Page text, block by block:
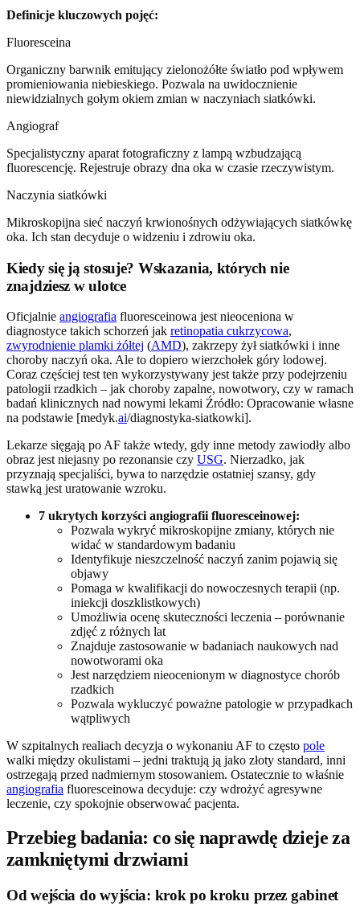
Definicje kluczowych pojęć:
Fluoresceina
Organiczny barwnik emitujący zielonożółte światło pod wpływem
promieniowania niebieskiego. Pozwala na uwidocznienie
niewidzialnych gołym okiem zmian w naczyniach siatkówki.
Angiograf
Specjalistyczny aparat fotograficzny z lampą wzbudzającą
fluorescencję. Rejestruje obrazy dna oka w czasie rzeczywistym.
Naczynia siatkówki
Mikroskopijna sieć naczyń krwionośnych odżywiających siatkówkę
oka. Ich stan decyduje o widzeniu i zdrowiu oka.
Kiedy się ją stosuje? Wskazania, których nie
znajdziesz w ulotce
Oficjalnie angiografia fluoresceinowa jest nieoceniona w
diagnostyce takich schorzeń jak retinopatia cukrzycowa,
zwyrodnienie plamki żółtej (AMD), zakrzepy żył siatkówki i inne
choroby naczyń oka. Ale to dopiero wierzchołek góry lodowej.
Coraz częściej test ten wykorzystywany jest także przy podejrzeniu
patologii rzadkich – jak choroby zapalne, nowotwory, czy w ramach
badań klinicznych nad nowymi lekami Źródło: Opracowanie własne
na podstawie [medyk.ai/diagnostyka-siatkowki].
Lekarze sięgają po AF także wtedy, gdy inne metody zawiodły albo
obraz jest niejasny po rezonansie czy USG. Nierzadko, jak
przyznają specjaliści, bywa to narzędzie ostatniej szansy, gdy
stawką jest uratowanie wzroku.
7 ukrytych korzyści angiografii fluoresceinowej:
Pozwala wykryć mikroskopijne zmiany, których nie
widać w standardowym badaniu
Identyfikuje nieszczelność naczyń zanim pojawią się
objawy
Pomaga w kwalifikacji do nowoczesnych terapii (np.
iniekcji doszklistkowych)
Umożliwia ocenę skuteczności leczenia – porównanie
zdjęć z różnych lat
Znajduje zastosowanie w badaniach naukowych nad
nowotworami oka
Jest narzędziem nieocenionym w diagnostyce chorób
rzadkich
Pozwala wykluczyć poważne patologie w przypadkach
wątpliwych
W szpitalnych realiach decyzja o wykonaniu AF to często pole
walki między okulistami – jedni traktują ją jako złoty standard, inni
ostrzegają przed nadmiernym stosowaniem. Ostatecznie to właśnie
angiografia fluoresceinowa decyduje: czy wdrożyć agresywne
leczenie, czy spokojnie obserwować pacjenta.
Przebieg badania: co się naprawdę dzieje za
zamkniętymi drzwiami
Od wejścia do wyjścia: krok po kroku przez gabinet